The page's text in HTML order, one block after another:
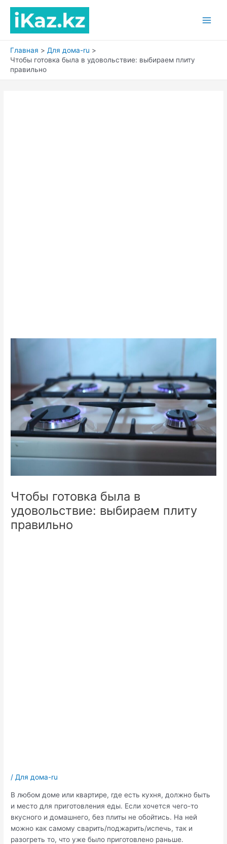
содержимому
Главная
Для дома-ru
Чтобы готовка была в удовольствие: выбираем плиту
правильно
Чтобы готовка была в
удовольствие: выбираем плиту
правильно
/Для дома-ru
В любом доме или квартире, где есть кухня, должно быть
и место для приготовления еды. Если хочется чего-то
вкусного и домашнего, без плиты не обойтись. На ней
можно как самому сварить/поджарить/испечь, так и
разогреть то, что уже было приготовлено раньше.